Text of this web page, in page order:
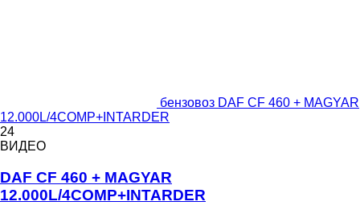
бензовоз DAF CF 460 + MAGYAR
12.000L/4COMP+INTARDER
24
ВИДЕО
DAF CF 460 + MAGYAR
12.000L/4COMP+INTARDER